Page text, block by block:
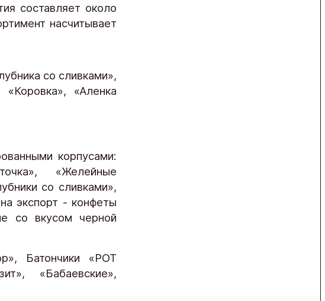
составляет около
насчитывает
со сливками»,
«Аленка
корпусами:
«Желейные
со сливками»,
экспорт - конфеты
со вкусом черной
Батончики «РОТ
«Бабаевские»,